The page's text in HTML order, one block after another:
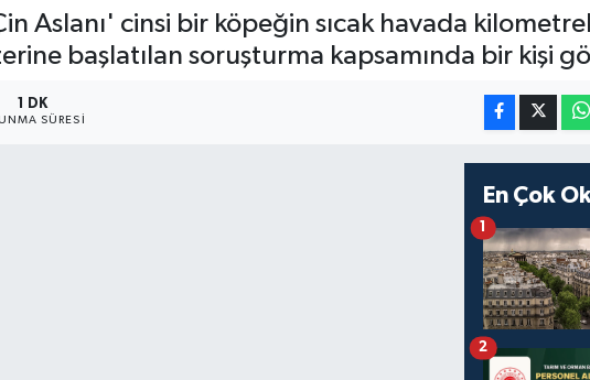
Aslanı' cinsi bir köpeğin sıcak havada
başlatılan soruşturma kapsamında bir kişi
1 DK
SÜRESI
En Çok
1
2